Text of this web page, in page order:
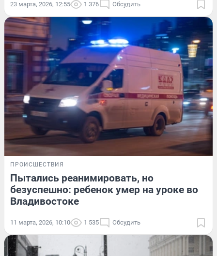
23 марта, 2026, 12:55 1 376 Обсудить
ПРОИСШЕСТВИЯ
Пытались реанимировать, но
безуспешно: ребенок умер на уроке во
Владивостоке
11 марта, 2026, 10:10 1 535 Обсудить